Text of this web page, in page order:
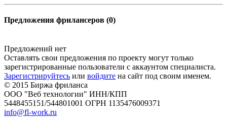
Предложения фрилансеров (0)
Предложений нет
Оставлять свои предложения по проекту могут только
зарегистрированные пользователи с аккаунтом специалиста.
Зарегистрируйтесь или войдите на сайт под своим именем.
© 2015 Биржа фриланса
ООО "Веб технологии" ИНН/КПП
5448455151/544801001 ОГРН 1135476009371
info@fl-work.ru